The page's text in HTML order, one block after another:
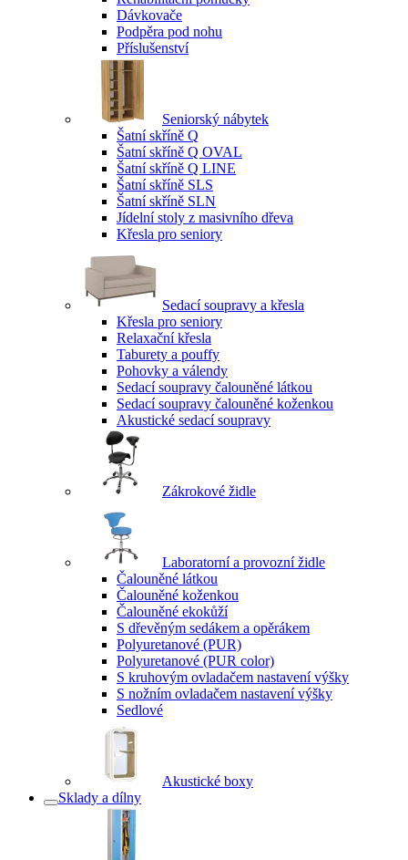
Dávkovače
Podpěra pod nohu
Příslušenství
Seniorský nábytek
Šatní skříně Q
Šatní skříně Q OVAL
Šatní skříně Q LINE
Šatní skříně SLS
Šatní skříně SLN
Jídelní stoly z masivního dřeva
Křesla pro seniory
Sedací soupravy a křesla
Křesla pro seniory
Relaxační křesla
Taburety a pouffy
Pohovky a válendy
Sedací soupravy čalouněné látkou
Sedací soupravy čalouněné koženkou
Akustické sedací soupravy
Zákrokové židle
Laboratorní a provozní židle
Čalouněné látkou
Čalouněné koženkou
Čalouněné ekokůží
S dřevěným sedákem a opěrákem
Polyuretanové (PUR)
Polyuretanové (PUR color)
S kruhovým ovladačem nastavení výšky
S nožním ovladačem nastavení výšky
Sedlové
Akustické boxy
Sklady a dílny